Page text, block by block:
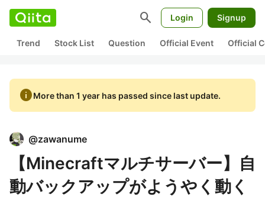
search Login Signup
Trend Stock List Question Official Event Official
infoMore than 1 year has passed since last update.
@zawanume
【Minecraftマルチサーバー】自
動バックアップがようやく動く